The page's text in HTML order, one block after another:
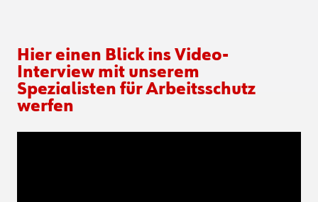
Hier einen Blick ins Video-
Interview mit unserem
Spezialisten für Arbeitsschutz
werfen